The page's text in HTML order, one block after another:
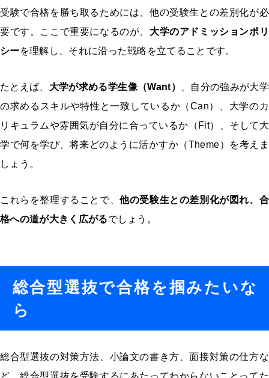
受験で合格を勝ち取るためには、他の受験生との差別化が必
要です。ここで重要になるのが、 大学のアドミッションポリ
シーを理解し、それに沿った戦略を立てることです。
たとえば、 大学が求める学生像（Want）
、自分の強みが大学
の求めるスキルや特性と一致しているか（Can）、大学のカ
リキュラムや雰囲気が自分に合っているか（Fit）、そして大
学で何を学び、将来どのように活かすか（Theme）を考えま
しょう。
これらを整理することで、他の受験生との差別化が図れ、合
格への道が大きく広がるでしょう。
総合型選抜で合格を掴みたいな
ら
総合型選抜の対策方法、小論文の書き方、面接対策の仕方な